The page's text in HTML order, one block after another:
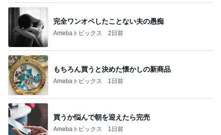
完全ワンオペしたことない夫の愚痴
Amebaトピックス 2日前
もちろん買うと決めた懐かしの新商品
Amebaトピックス 1日前
買うか悩んで朝を迎えたら完売
Amebaトピックス 1日前